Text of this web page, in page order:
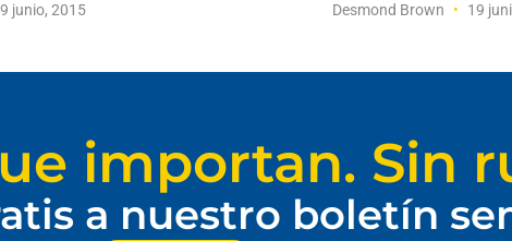
junio, 2015 Desmond Brown 19
importan. Sin
a nuestro boletín